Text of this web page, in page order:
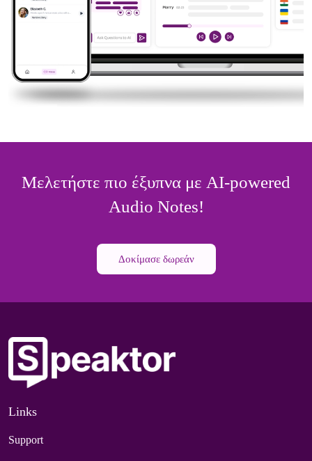
Μελετήστε πιο έξυπνα με AI-powered
Audio Notes!
Δοκίμασε δωρεάν
Links
Support